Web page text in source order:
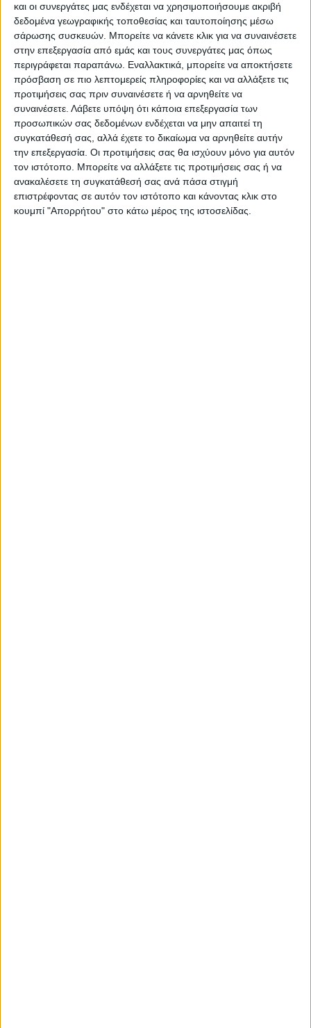
και οι συνεργάτες μας ενδέχεται να χρησιμοποιήσουμε ακριβή
δεδομένα γεωγραφικής τοποθεσίας και ταυτοποίησης μέσω
σάρωσης συσκευών. Μπορείτε να κάνετε κλικ για να συναινέσετε
στην επεξεργασία από εμάς και τους συνεργάτες μας όπως
περιγράφεται παραπάνω. Εναλλακτικά, μπορείτε να αποκτήσετε
πρόσβαση σε πιο λεπτομερείς πληροφορίες και να αλλάξετε τις
προτιμήσεις σας πριν συναινέσετε ή να αρνηθείτε να
συναινέσετε. Λάβετε υπόψη ότι κάποια επεξεργασία των
προσωπικών σας δεδομένων ενδέχεται να μην απαιτεί τη
συγκατάθεσή σας, αλλά έχετε το δικαίωμα να αρνηθείτε αυτήν
την επεξεργασία. Οι προτιμήσεις σας θα ισχύουν μόνο για αυτόν
τον ιστότοπο. Μπορείτε να αλλάξετε τις προτιμήσεις σας ή να
ανακαλέσετε τη συγκατάθεσή σας ανά πάσα στιγμή
επιστρέφοντας σε αυτόν τον ιστότοπο και κάνοντας κλικ στο
κουμπί "Απορρήτου" στο κάτω μέρος της ιστοσελίδας.
Όλες οι εξελίξεις στην περιοχή της
Καρδίτσας και ευρύτερα της Θεσσαλίας
ΠΡΟΗΓΟΥΜΕΝΟ ΑΡΘΡΟ
Αγροτοκτηνοτροφική
σύσκεψη στον Παλαμά από
την ΕΟΑΣΚ, στο επίκεντρο η
αναπλήρωση του
εισοδήματος (φωτο & βίντεο)
ΕΠΟΜΕΝΟ ΑΡΘΡΟ
Συγχαρητήριo μήνυμα Κυρ.
Μητσοτάκη σε Ντ. Τραμπ:
«Προσβλέπουμε στην
περαιτέρω εμβάθυνση της
στρατηγικής εταιρικής μας
σχέσης»